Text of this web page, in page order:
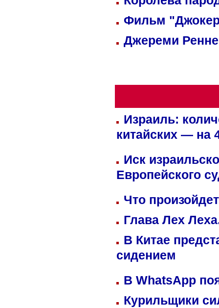
Фильм
Джереми
Израиль:
китайских — на
Иск
Европейского
Что
Глава Лех
В Китае
сидением
В WhatsApp
Курильщики